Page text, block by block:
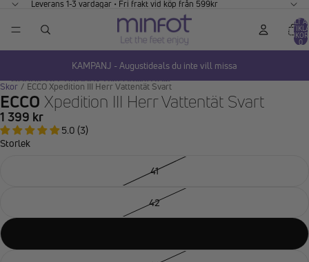
Leverans 1-3 vardagar • Fri frakt vid köp från 599kr
TOTALT
0
KAMPANJ - Augustideals du inte vill missa
HOPPA TILL PRODUKTINFORMATION
Skor / ECCO Xpedition III Herr Vattentät Svart
ECCO Xpedition III Herr Vattentät Svart
1 399 kr
5.0 (3)
Storlek
41
42